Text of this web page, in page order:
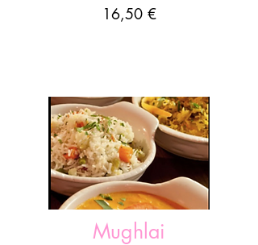
16,50 €
Mughlai